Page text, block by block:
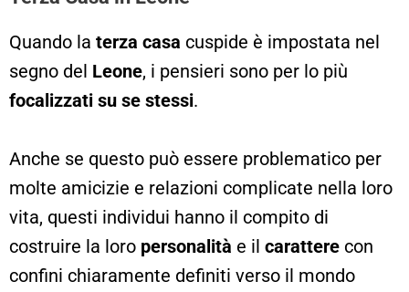
Quando la terza casa cuspide è impostata nel
segno del Leone, i pensieri sono per lo più
focalizzati su se stessi.
Anche se questo può essere problematico per
molte amicizie e relazioni complicate nella loro
vita, questi individui hanno il compito di
costruire la loro personalità e il carattere con
confini chiaramente definiti verso il mondo